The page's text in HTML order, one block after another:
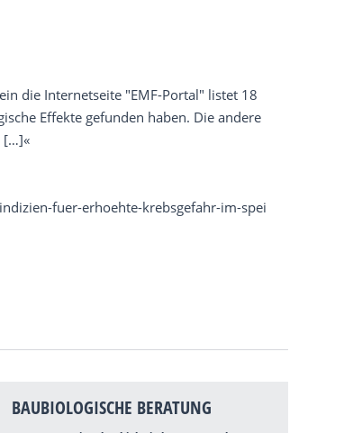
die Internetseite "EMF-Portal" listet 18
Effekte gefunden haben. Die andere
[…]«
fuer-erhoehte-krebsgefahr-im-spei
BAUBIOLOGISCHE BERATUNG